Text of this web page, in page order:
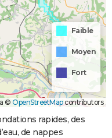
Faible
Moyen
Fort
©OpenStreetMapcontributors
rapides, des
de nappes